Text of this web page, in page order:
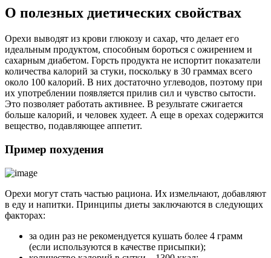
О полезных диетических свойствах
Орехи выводят из крови глюкозу и сахар, что делает его
идеальным продуктом, способным бороться с ожирением и
сахарным диабетом. Горсть продукта не испортит показатели
количества калорий за стуки, поскольку в 30 граммах всего
около 100 калорий. В них достаточно углеводов, поэтому при
их употреблении появляется прилив сил и чувство сытости.
Это позволяет работать активнее. В результате сжигается
больше калорий, и человек худеет. А еще в орехах содержится
вещество, подавляющее аппетит.
Пример похудения
Орехи могут стать частью рациона. Их измельчают, добавляют
в еду и напитки. Принципы диеты заключаются в следующих
факторах:
за один раз не рекомендуется кушать более 4 грамм
(если используются в качестве присыпки);